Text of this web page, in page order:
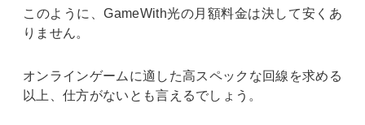
このように、GameWith光の月額料金は決して安くあ
りません。
オンラインゲームに適した高スペックな回線を求める
以上、仕方がないとも言えるでしょう。